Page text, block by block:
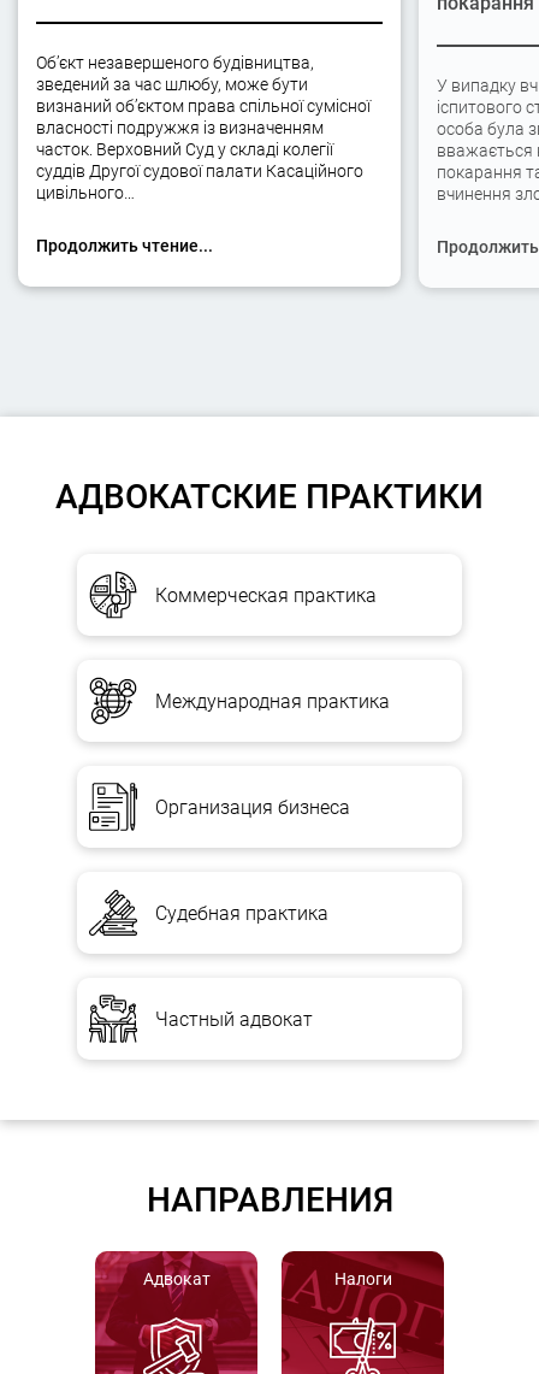
Об’єкт незавершеного будівництва,
зведений за час шлюбу, може бути
визнаний об’єктом права спільної сумісної
власності подружжя із визначенням
часток. Верховний Суд у складі колегії
суддів Другої судової палати Касаційного
цивільного…
Продолжить чтение...
У випадку
іспитового
особа була
вважається
покарання
вчинення
АДВОКАТСКИЕ ПРАКТИКИ
Коммерческая практика
Международная практика
Организация бизнеса
Судебная практика
Частный адвокат
НАПРАВЛЕНИЯ
Адвокат Налоги